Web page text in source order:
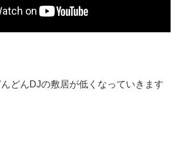
どんDJの敷居が低くなっていきます